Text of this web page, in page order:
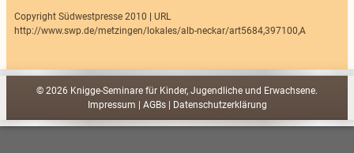
Copyright Südwestpresse 2010
URL
http://www.swp.de/metzingen/lokales/alb-neckar/art5684,397100,A
© 2026 Knigge-Seminare für Kinder, Jugendliche und Erwachsene.
Impressum
AGBs Datenschutzerklärung